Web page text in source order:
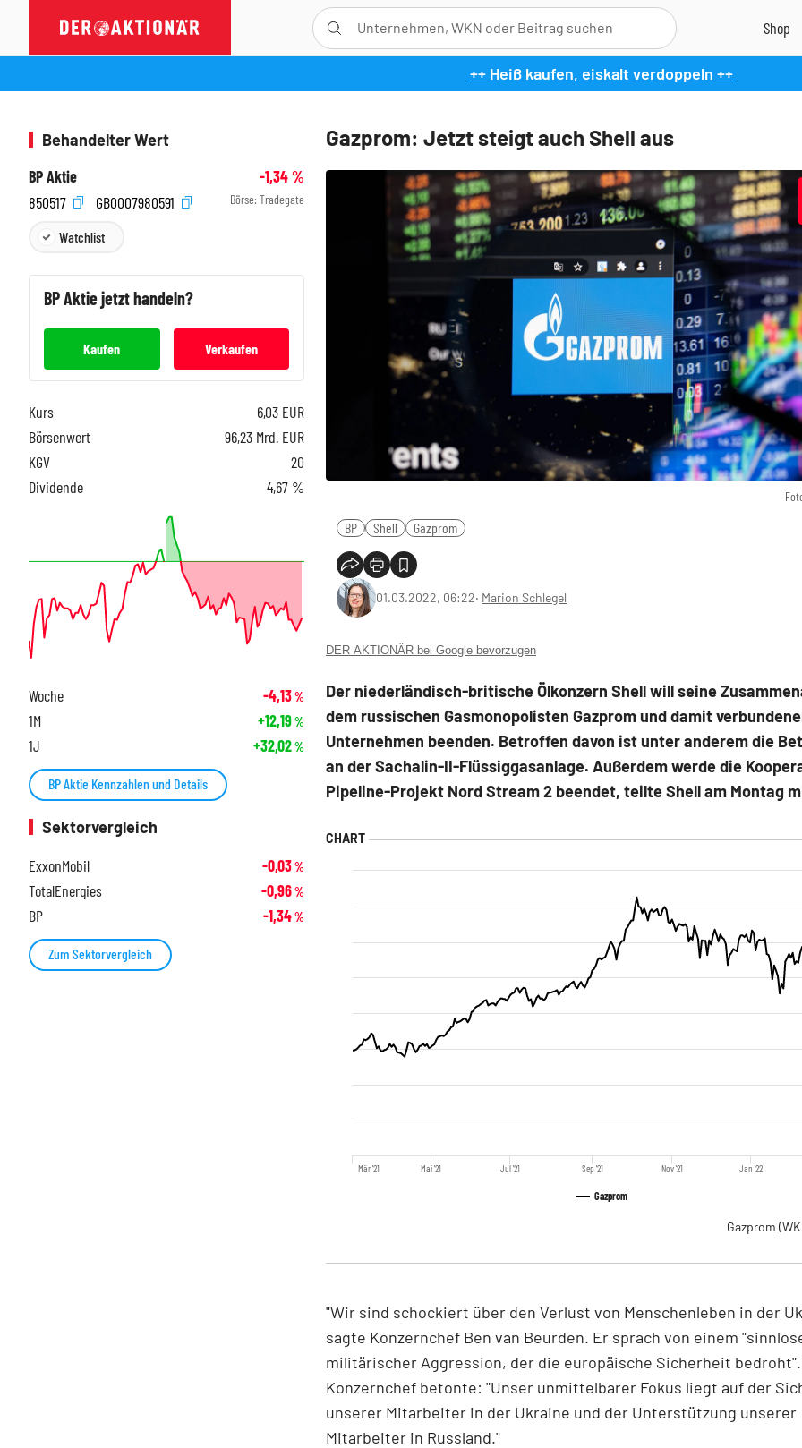
++ Heiß kaufen, eiskalt verdoppeln ++
Gazprom: Jetzt steigt auch Shell aus
BP Shell Gazprom
01.03.2022, 06:22‧ Marion Schlegel
DER AKTIONÄR bei Google bevorzugen
Der niederländisch-britische Ölkonzern Shell will seine
dem russischen Gasmonopolisten Gazprom und damit
Unternehmen beenden. Betroffen davon ist unter anderem die
an der Sachalin-II-Flüssiggasanlage. Außerdem werde die
Pipeline-Projekt Nord Stream 2 beendet, teilte Shell am Montag
Gazprom
Mär '21 Mai '21 Jul '21 Sep '21 Nov '21 Jan '22
Gazprom
"Wir sind schockiert über den Verlust von Menschenleben in der
sagte Konzernchef Ben van Beurden. Er sprach von einem
militärischer Aggression, der die europäische Sicherheit
Konzernchef betonte: "Unser unmittelbarer Fokus liegt auf der
unserer Mitarbeiter in der Ukraine und der Unterstützung unserer
Mitarbeiter in Russland."
Behandelter Wert
BP Aktie
-1,34%
850517
GB0007980591 Börse: Tradegate
Watchlist
BPAktie jetzt handeln?
Kaufen Verkaufen
Kurs 6,03 EUR
Börsenwert
96,23 Mrd. EUR
KGV
20
Dividende
4,67 %
Woche -4,13%
1M +12,19%
1J +32,02%
BP Aktie Kennzahlen und Details
Sektorvergleich
ExxonMobil
-0,03%
TotalEnergies -0,96%
BP -1,34%
Zum Sektorvergleich